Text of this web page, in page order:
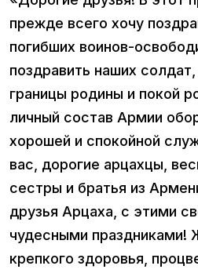
прежде всего хочу
погибших воинов-
поздравить наших
границы родины и покой
личный состав Армии
хорошей и спокойной
вас, дорогие арцахцы,
сестры и братья из
друзья Арцаха, с этими
чудесными праздниками!
крепкого здоровья,